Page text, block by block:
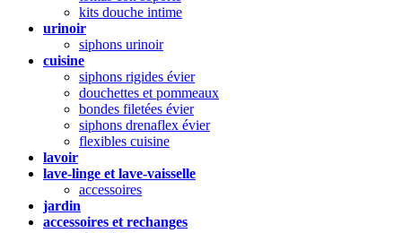
kits douche intime
urinoir
siphons urinoir
cuisine
siphons rigides évier
douchettes et pommeaux
bondes filetées évier
siphons drenaflex évier
flexibles cuisine
lavoir
lave-linge et lave-vaisselle
accessoires
jardin
accessoires et rechanges